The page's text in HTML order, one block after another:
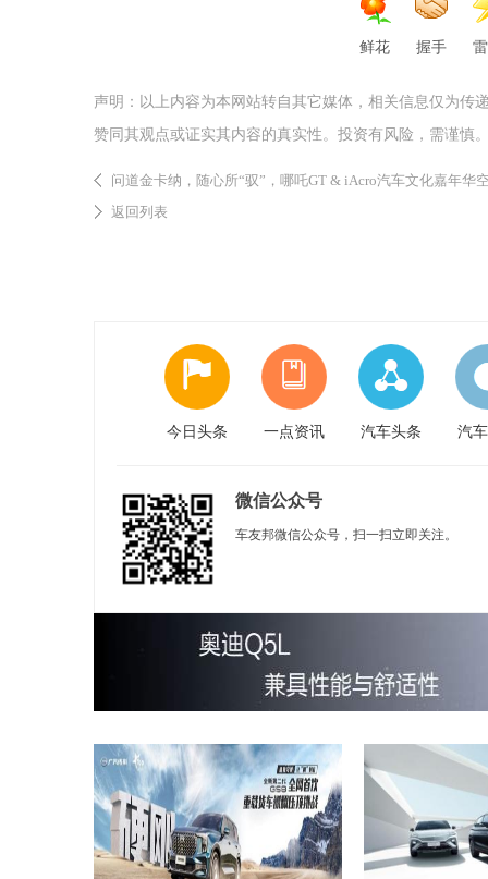
鲜花 握手
声明：以上内容为本网站转自其它媒体，相关信息仅为传
赞同其观点或证实其内容的真实性。投资有风险，需谨慎
问道金卡纳，随心所“驭”，哪吒GT & iAcro汽车文化嘉年华
返回列表
今日头条 一点资讯 汽车头条 汽
微信公众号
车友邦微信公众号，扫一扫立即关注。